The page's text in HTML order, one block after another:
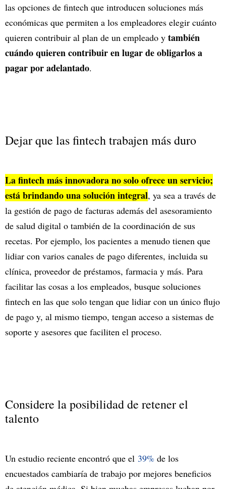
las opciones de fintech que introducen soluciones más
económicas que permiten a los empleadores elegir cuánto
quieren contribuir al plan de un empleado y también
cuándo quieren contribuir en lugar de obligarlos a
pagar por adelantado.
Dejar que las fintech trabajen más duro
La fintech más innovadora no solo ofrece un servicio;
está brindando una solución integral, ya sea a través de
la gestión de pago de facturas además del asesoramiento
de salud digital o también de la coordinación de sus
recetas. Por ejemplo, los pacientes a menudo tienen que
lidiar con varios canales de pago diferentes, incluida su
clínica, proveedor de préstamos, farmacia y más. Para
facilitar las cosas a los empleados, busque soluciones
fintech en las que solo tengan que lidiar con un único flujo
de pago y, al mismo tiempo, tengan acceso a sistemas de
soporte y asesores que faciliten el proceso.
Considere la posibilidad de retener el
talento
Un estudio reciente encontró que el 39% de los
encuestados cambiaría de trabajo por mejores beneficios